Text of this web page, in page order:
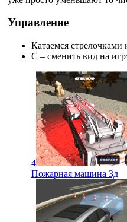
Управление
Катаемся
C – сменить вид на
4
Пожарная машина 3д